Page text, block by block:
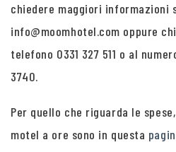
chiedere maggiori informazioni
info@moomhotel.com oppure
telefono 0331 327 511 o al
3740.
Per quello che riguarda le
motel a ore sono in questa